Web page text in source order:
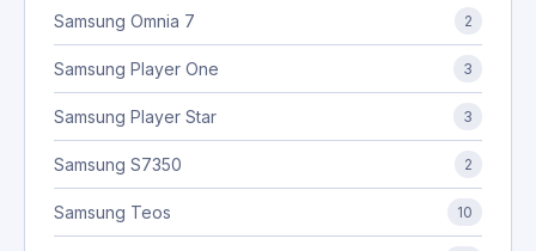
Samsung Omnia 7 2
Samsung Player One 3
Samsung Player Star 3
Samsung S7350 2
Samsung Teos 10